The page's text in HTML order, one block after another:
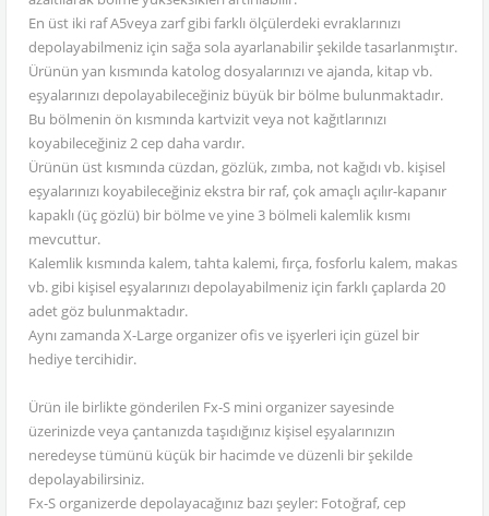
En üst iki raf A5veya zarf gibi farklı ölçülerdeki evraklarınızı
depolayabilmeniz için sağa sola ayarlanabilir şekilde tasarlanmıştır.
Ürünün yan kısmında katolog dosyalarınızı ve ajanda, kitap vb.
eşyalarınızı depolayabileceğiniz büyük bir bölme bulunmaktadır.
Bu bölmenin ön kısmında kartvizit veya not kağıtlarınızı
koyabileceğiniz 2 cep daha vardır.
Ürünün üst kısmında cüzdan, gözlük, zımba, not kağıdı vb. kişisel
eşyalarınızı koyabileceğiniz ekstra bir raf, çok amaçlı açılır-kapanır
kapaklı (üç gözlü) bir bölme ve yine 3 bölmeli kalemlik kısmı
mevcuttur.
Kalemlik kısmında kalem, tahta kalemi, fırça, fosforlu kalem, makas
vb. gibi kişisel eşyalarınızı depolayabilmeniz için farklı çaplarda 20
adet göz bulunmaktadır.
Aynı zamanda X-Large organizer ofis ve işyerleri için güzel bir
hediye tercihidir.
Ürün ile birlikte gönderilen Fx-S mini organizer sayesinde
üzerinizde veya çantanızda taşıdığınız kişisel eşyalarınızın
neredeyse tümünü küçük bir hacimde ve düzenli bir şekilde
depolayabilirsiniz.
Fx-S organizerde depolayacağınız bazı şeyler: Fotoğraf, cep